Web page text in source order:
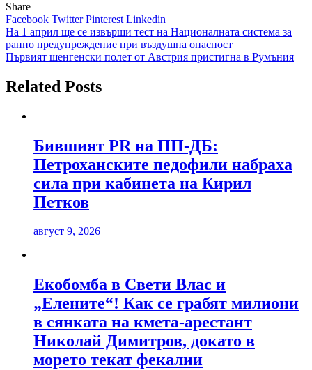
Share
Facebook TwitterPinterest Linkedin
Навигация
На 1 април ще се извърши тест на Националната система за
ранно предупреждение при въздушна опасност
Първият шенгенски полет от Австрия пристигна в Румъния
Related Posts
Бившият PR на ПП-ДБ:
Петроханските педофили набраха
сила при кабинета на Кирил
Петков
август 9, 2026
Екобомба в Свети Влас и
„Елените“! Как се грабят милиони
в сянката на кмета-арестант
Николай Димитров, докато в
морето текат фекалии